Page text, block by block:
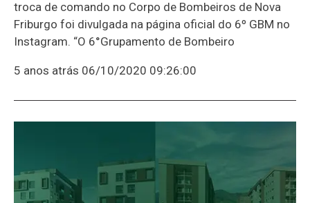
troca de comando no Corpo de Bombeiros de Nova
Friburgo foi divulgada na página oficial do 6º GBM no
Instagram. “O 6°Grupamento de Bombeiro
5 anos atrás 06/10/2020 09:26:00